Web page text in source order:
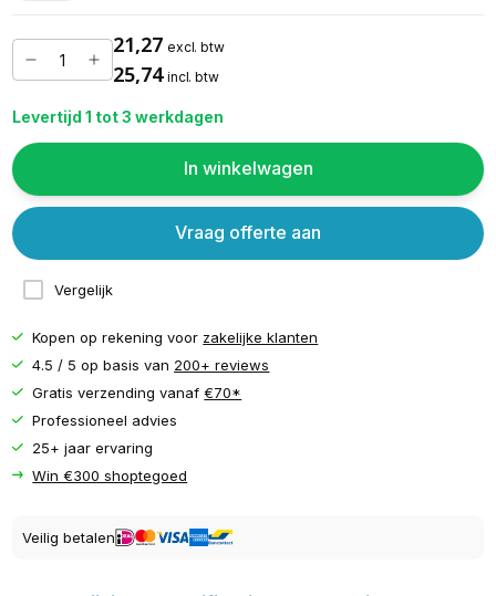
21,27 excl. btw
25,74 incl. btw
Levertijd 1 tot 3 werkdagen
In winkelwagen
Vergelijk
Vraag offerte aan
Kopen op rekening voor zakelijke klanten
4.5 / 5 op basis van 200+ reviews
Gratis verzending vanaf€70*
Professioneel advies
25+ jaar ervaring
Win €300 shoptegoed
Veilig betalen